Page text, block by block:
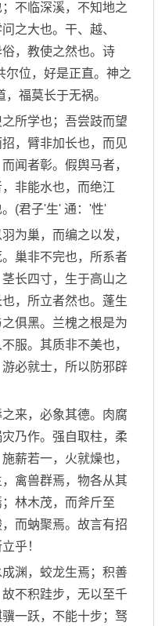
不临深溪，不知地之
之大也。干、越、
，教使之然也。诗
尔位，好是正直。神之
福莫长于无祸。
所学也；吾尝跂而望
，臂非加长也，而见
闻者彰。假舆马者，
非能水也，而绝江
(君子'生' 通：'性'
巢，而编之以发，
巢非不完也，所系者
长四寸，生于高山之
，所立者然也。蓬生
俱黑。兰槐之根是为
服。其质非不美也，
必就士，所以防邪辟
来，必象其德。肉腐
乃作。强自取柱，柔
薪若一，火就燥也，
禽兽群焉，物各从其
林木茂，而斧斤至
而蚋聚焉。故言有招
乎！
渊，蛟龙生焉；积善
不积跬步，无以至千
一跃，不能十步；驽